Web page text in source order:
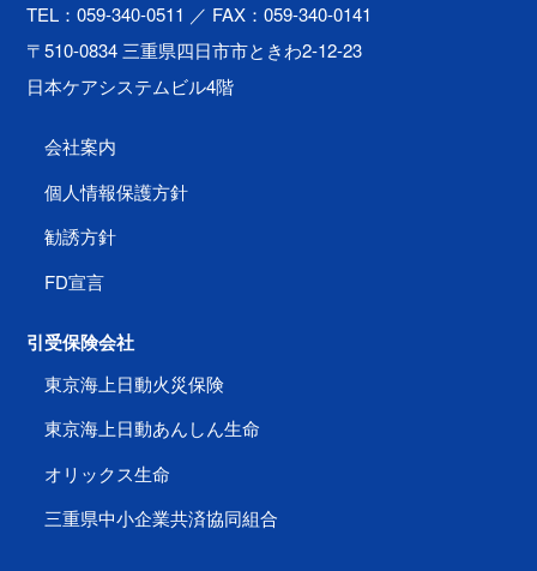
TEL：059-340-0511 ／ FAX：059-340-0141
〒510-0834 三重県四日市市ときわ2-12-23
日本ケアシステムビル4階
会社案内
個人情報保護方針
勧誘方針
FD宣言
引受保険会社
東京海上日動火災保険
東京海上日動あんしん生命
オリックス生命
三重県中小企業共済協同組合